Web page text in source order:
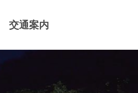
交通案内